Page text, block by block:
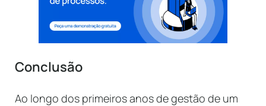
Conclusão
Ao longo dos primeiros anos de gestão de um